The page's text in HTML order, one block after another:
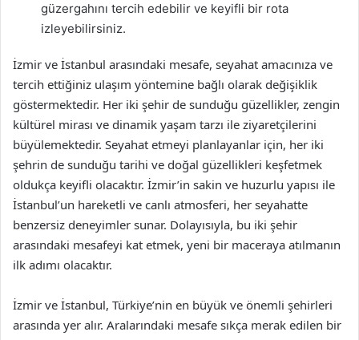
güzergahını tercih edebilir ve keyifli bir rota
izleyebilirsiniz.
İzmir ve İstanbul arasındaki mesafe, seyahat amacınıza ve
tercih ettiğiniz ulaşım yöntemine bağlı olarak değişiklik
göstermektedir. Her iki şehir de sunduğu güzellikler, zengin
kültürel mirası ve dinamik yaşam tarzı ile ziyaretçilerini
büyülemektedir. Seyahat etmeyi planlayanlar için, her iki
şehrin de sunduğu tarihi ve doğal güzellikleri keşfetmek
oldukça keyifli olacaktır. İzmir’in sakin ve huzurlu yapısı ile
İstanbul’un hareketli ve canlı atmosferi, her seyahatte
benzersiz deneyimler sunar. Dolayısıyla, bu iki şehir
arasındaki mesafeyi kat etmek, yeni bir maceraya atılmanın
ilk adımı olacaktır.
İzmir ve İstanbul, Türkiye’nin en büyük ve önemli şehirleri
arasında yer alır. Aralarındaki mesafe sıkça merak edilen bir